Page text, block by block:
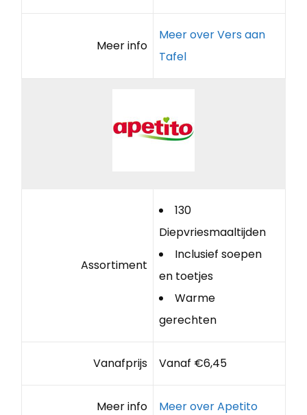
Meer info
Meer over Vers aan
Tafel
Assortiment
130
Diepvriesmaaltijden
Inclusief soepen
en toetjes
Warme
gerechten
Vanafprijs Vanaf €6,45
Meer info Meer over Apetito